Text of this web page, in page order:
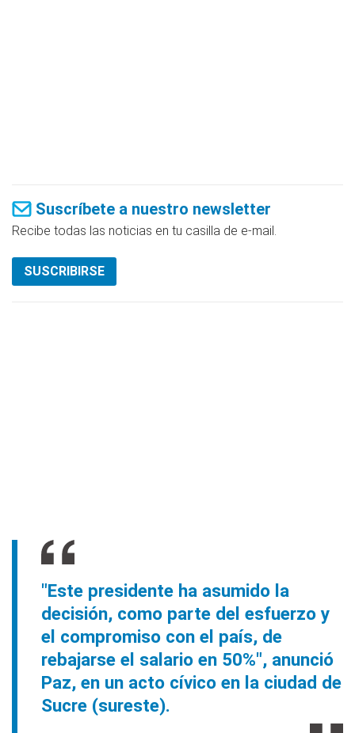
Suscríbete a nuestro newsletter
Recibe todas las noticias en tu casilla de e-mail.
SUSCRIBIRSE
"Este presidente ha asumido la
decisión, como parte del esfuerzo y
el compromiso con el país, de
rebajarse el salario en 50%", anunció
Paz, en un acto cívico en la ciudad de
Sucre (sureste).